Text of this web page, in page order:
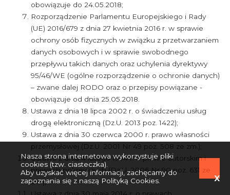
obowiązuje do 24.05.2018;
Rozporządzenie Parlamentu Europejskiego i Rady
(UE) 2016/679 z dnia 27 kwietnia 2016 r. w sprawie
ochrony osób fizycznych w związku z przetwarzaniem
danych osobowych i w sprawie swobodnego
przepływu takich danych oraz uchylenia dyrektywy
95/46/WE (ogólne rozporządzenie o ochronie danych)
– zwane dalej RODO oraz o przepisy powiązane -
obowiązuje od dnia 25.05.2018.
Ustawa z dnia 18 lipca 2002 r. o świadczeniu usług
drogą elektroniczną (Dz.U. 2013 poz. 1422);
Ustawa z dnia 30 czerwca 2000 r. prawo własności
przemysłowej (Dz.U. 2001 Nr 49 poz. 508 ze zm.);
Ustawa z dnia 4 lutego 1994 r. o prawie autorskim i
prawach pokrewnych (Dz.U. 2006 Nr 90 poz. 631 ze
zm.),
Nasza strona internetowa wykorzystuje pliki
cookies (tzw. ciasteczka).
Aby uzyskać więcej informacji, zachęcamy do
zapoznania się z naszą Polityką Cookies